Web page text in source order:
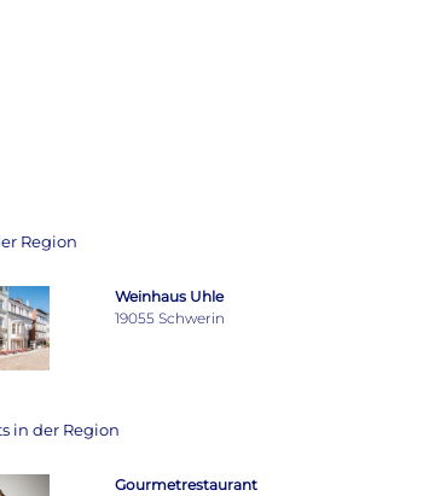
Region
Weinhaus Uhle
19055 Schwerin
in der Region
Gourmetrestaurant